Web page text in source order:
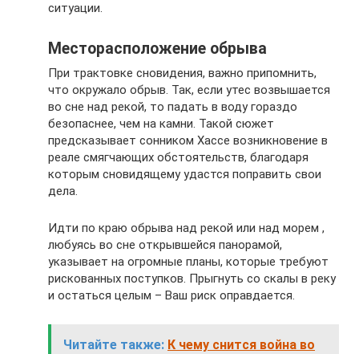
ситуации.
Месторасположение обрыва
При трактовке сновидения, важно припомнить,
что окружало обрыв. Так, если утес возвышается
во сне над рекой, то падать в воду гораздо
безопаснее, чем на камни. Такой сюжет
предсказывает сонником Хассе возникновение в
реале смягчающих обстоятельств, благодаря
которым сновидящему удастся поправить свои
дела.
Идти по краю обрыва над рекой или над морем ,
любуясь во сне открывшейся панорамой,
указывает на огромные планы, которые требуют
рискованных поступков. Прыгнуть со скалы в реку
и остаться целым – Ваш риск оправдается.
Читайте также: К чему снится война во